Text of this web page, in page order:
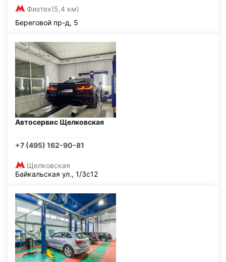
Физтех(5,4 км)
Береговой пр-д, 5
Автосервис Щелковская
+7 (495) 162-90-81
Щелковская
Байкальская ул., 1/3с12